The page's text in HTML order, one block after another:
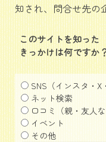
知され、問合せ先の
このサイトを知った
きっかけは何ですか
SNS（インスタ・X
ネット検索
口コミ（親・友人な
イベント
その他